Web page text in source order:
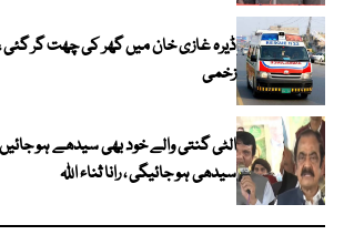
زخمی
الٹی گنتی والے خود بھی سیدھے ہو
سیدھی ہو جائیگی ، رانا ثناء اللہ